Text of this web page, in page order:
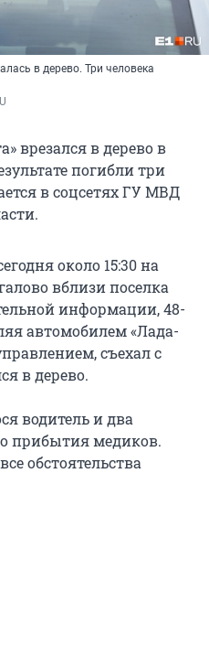
в дерево. Три человека
врезался в дерево в
погибли три
в соцсетях ГУ МВД
около 15:30 на
вблизи поселка
информации, 48-
автомобилем «Лада-
съехал с
в дерево.
водитель и два
прибытия медиков.
обстоятельства